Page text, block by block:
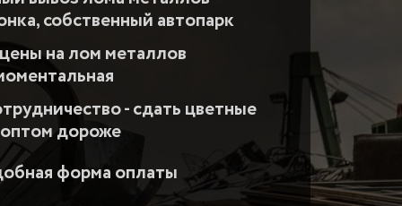
ПРИЕМ ВОЛЬФРАМА
ПРИЕМ НИКЕЛЯ
ТВЕРДОСПЛАВЫ ВК-ТК
ПРИЕМ МОЛИБДЕНА
ПРИЕМ ЦИРКОНИЯ
БЫСТРОРЕЗЫ
Быстрорезы Р6М5
собственный автопарк
на лом металлов
- сдать цветные
дороже
форма оплаты